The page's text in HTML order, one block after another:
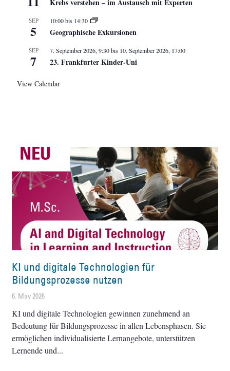
Krebs verstehen – im Austausch mit Experten
SEP
5
10:00bis 14:30
Geographische Exkursionen
SEP
7
7. September 2026, 9:30bis 10. September 2026, 17:00
23. Frankfurter Kinder-Uni
View Calendar
KI und digitale Technologien für
Bildungsprozesse nutzen
6. May 2026
KI und digitale Technologien gewinnen zunehmend an
Bedeutung für Bildungsprozesse in allen Lebensphasen. Sie
ermöglichen individualisierte Lernangebote, unterstützen
Lernende und